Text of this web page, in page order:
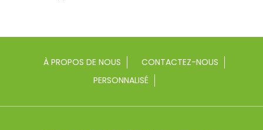
À PROPOS DE NOUS
CONTACTEZ-NOUS
PERSONNALISÉ